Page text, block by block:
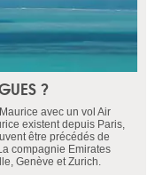
?
avec un vol Air
existent depuis Paris,
être précédés de
compagnie Emirates
Genève et Zurich.